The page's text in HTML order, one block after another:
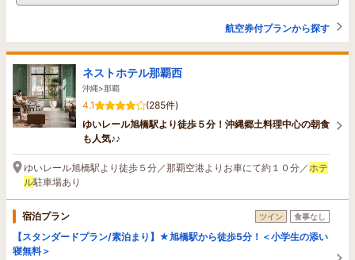
航空券付プランから探す
ネストホテル那覇西
沖縄>那覇
4.1
(285件)
ゆいレール旭橋駅より徒歩５分！沖縄郷土料理中心の朝食
も人気♪♪
ゆいレール旭橋駅より徒歩５分／那覇空港よりお車にて約１０分／ ホテ
ル駐車場あり
宿泊プラン ツイン 食事なし
【スタンダードプラン/素泊まり】★旭橋駅から徒歩5分！＜小学生の添い
寝無料＞